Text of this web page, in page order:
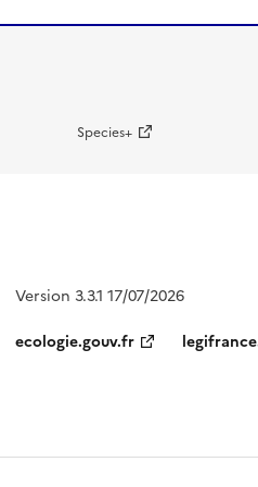
Species+
Version 3.3.1 17/07/2026
ecologie.gouv.fr